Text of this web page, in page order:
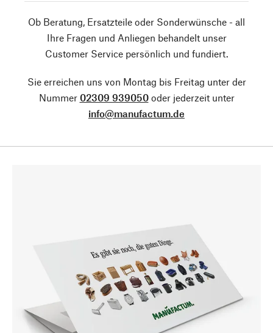
Ob Beratung, Ersatzteile oder Sonderwünsche - all
Ihre Fragen und Anliegen behandelt unser
Customer Service persönlich und fundiert.
Sie erreichen uns von Montag bis Freitag unter der
Nummer 02309 939050oder jederzeit unter
info@manufactum.de